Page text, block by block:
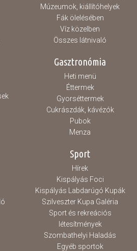
Múzeumok, kiállítóhelyek
Fák ölelésében
Víz közelben
Összes látnivaló
Gasztronómia
Heti menü
Éttermek
Gyorséttermek
Cukrászdák, kávézók
Pubok
Menza
Sport
Hírek
Kispályás Foci
Kispályás Labdarúgó Kupák
Szilveszter Kupa Galéria
Sport és rekreációs
létesítmények
Szombathelyi Haladás
Egyéb sportok